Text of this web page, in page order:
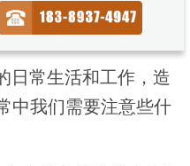
日常生活和工作，造
中我们需要注意些什